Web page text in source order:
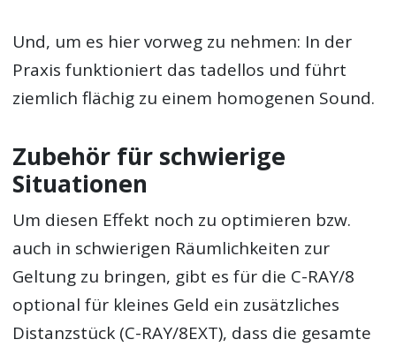
Und, um es hier vorweg zu nehmen: In der
Praxis funktioniert das tadellos und führt
ziemlich flächig zu einem homogenen Sound.
Zubehör für schwierige
Situationen
Um diesen Effekt noch zu optimieren bzw.
auch in schwierigen Räumlichkeiten zur
Geltung zu bringen, gibt es für die C-RAY/8
optional für kleines Geld ein zusätzliches
Distanzstück (C-RAY/8EXT), dass die gesamte